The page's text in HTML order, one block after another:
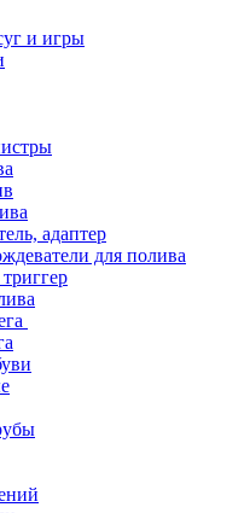
и игры
адаптер
для полива